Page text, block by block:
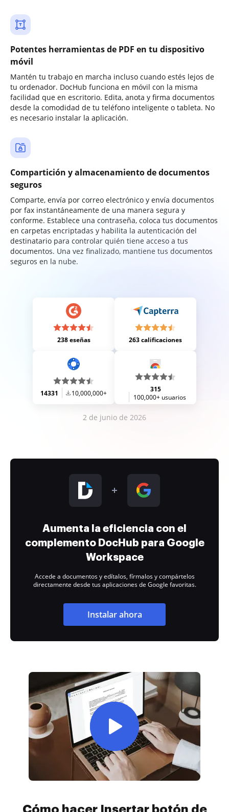
Potentes herramientas de PDF en tu dispositivo
móvil
Mantén tu trabajo en marcha incluso cuando estés lejos de
tu ordenador. DocHub funciona en móvil con la misma
facilidad que en escritorio. Edita, anota y firma documentos
desde la comodidad de tu teléfono inteligente o tableta. No
es necesario instalar la aplicación.
Compartición y almacenamiento de documentos
seguros
Comparte, envía por correo electrónico y envía documentos
por fax instantáneamente de una manera segura y
conforme. Establece una contraseña, coloca tus documentos
en carpetas encriptadas y habilita la autenticación del
destinatario para controlar quién tiene acceso a tus
documentos. Una vez finalizado, mantiene tus documentos
seguros en la nube.
238 eseñas 263 calificaciones
14331 10,000,000+
315
100,000+ usuarios
2 de junio de 2026
Aumenta la eficiencia con el
complemento DocHub para Google
Workspace
Accede a documentos y edítalos, fírmalos y compártelos
directamente desde tus aplicaciones de Google favoritas.
Instalar ahora
Cómo hacer Insertar botón de